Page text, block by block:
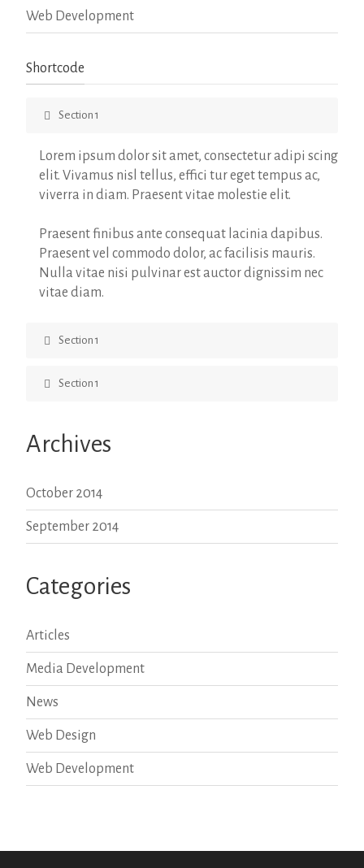
Web Development
Shortcode
Section 1
Lorem ipsum dolor sit amet, consectetur adipi scing
elit. Vivamus nisl tellus, effici tur eget tempus ac,
viverra in diam. Praesent vitae molestie elit.
Praesent finibus ante consequat lacinia dapibus.
Praesent vel commodo dolor, ac facilisis mauris.
Nulla vitae nisi pulvinar est auctor dignissim nec
vitae diam.
Section 1
Section 1
Archives
October 2014
September 2014
Categories
Articles
Media Development
News
Web Design
Web Development